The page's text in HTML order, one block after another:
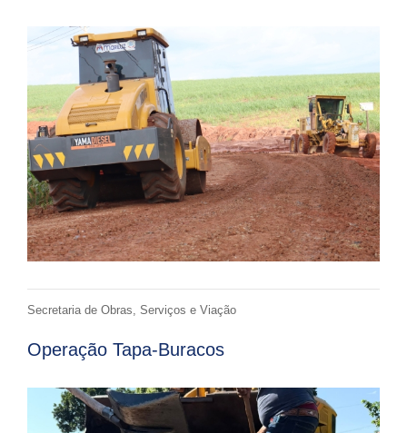
Secretaria de Obras, Serviços e Viação
Operação Tapa-Buracos